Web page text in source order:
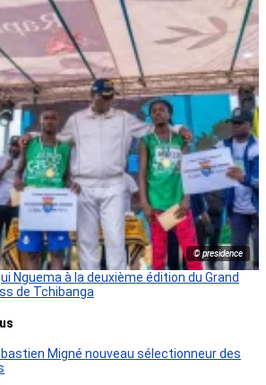
© presidence
Nguema à la deuxième édition du Grand
de Tchibanga
Migné nouveau sélectionneur des